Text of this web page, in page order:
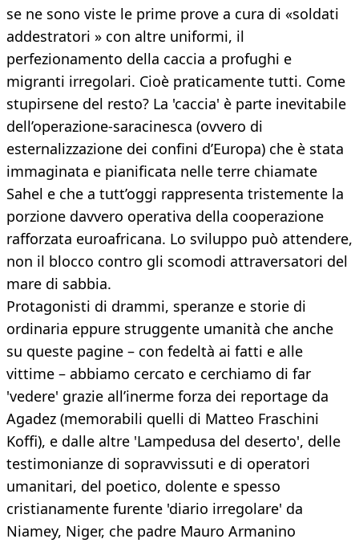
se ne sono viste le prime prove a cura di «soldati
addestratori » con altre uniformi, il
perfezionamento della caccia a profughi e
migranti irregolari. Cioè praticamente tutti. Come
stupirsene del resto? La 'caccia' è parte inevitabile
dell’operazione-saracinesca (ovvero di
esternalizzazione dei confini d’Europa) che è stata
immaginata e pianificata nelle terre chiamate
Sahel e che a tutt’oggi rappresenta tristemente la
porzione davvero operativa della cooperazione
rafforzata euroafricana. Lo sviluppo può attendere,
non il blocco contro gli scomodi attraversatori del
mare di sabbia.
Protagonisti di drammi, speranze e storie di
ordinaria eppure struggente umanità che anche
su queste pagine – con fedeltà ai fatti e alle
vittime – abbiamo cercato e cerchiamo di far
'vedere' grazie all’inerme forza dei reportage da
Agadez (memorabili quelli di Matteo Fraschini
Koffi), e dalle altre 'Lampedusa del deserto', delle
testimonianze di sopravvissuti e di operatori
umanitari, del poetico, dolente e spesso
cristianamente furente 'diario irregolare' da
Niamey, Niger, che padre Mauro Armanino